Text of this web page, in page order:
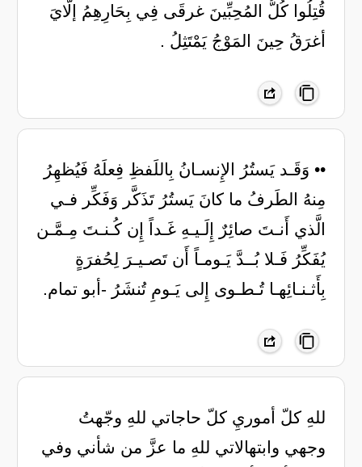
قُتِلُوا ‏كُلُّ المُحِبِّينَ غرقَى فِي بِحَارِهِمُ ‏إلَّايَ
أغرَقُ حِينَ المَوْجُ يَمْتَثِلُ .
•• وَقَـد يَستُرُ الإِنسـانُ بِاللَفظِ فِعلَهُ فَيُظهِرُ
مِنهُ الطَرفُ ما كانَ يَستُرُ تَذَكَّر وَفَكِّر فـي
الَّذي أَنـتَ صائِرٌ إِلَـيـهِ غَـداً إِن كُـنـتَ مِـمَّـن
يُفَكِّرُ فَـلا بُــدَّ يَـومـاً أَن تَصـيـرَ لِحُفرَةٍ
بِأَثـنـائِهـا تُـطـوى إِلى يَـومِ تُنشَرُ -أبو تمام.
للهِ كلّ أموريِ كلّ حاجاتي للهِ وجّهتُ
وجهي وابتهالاتي للهِ ما عزَّ من شأني وفي